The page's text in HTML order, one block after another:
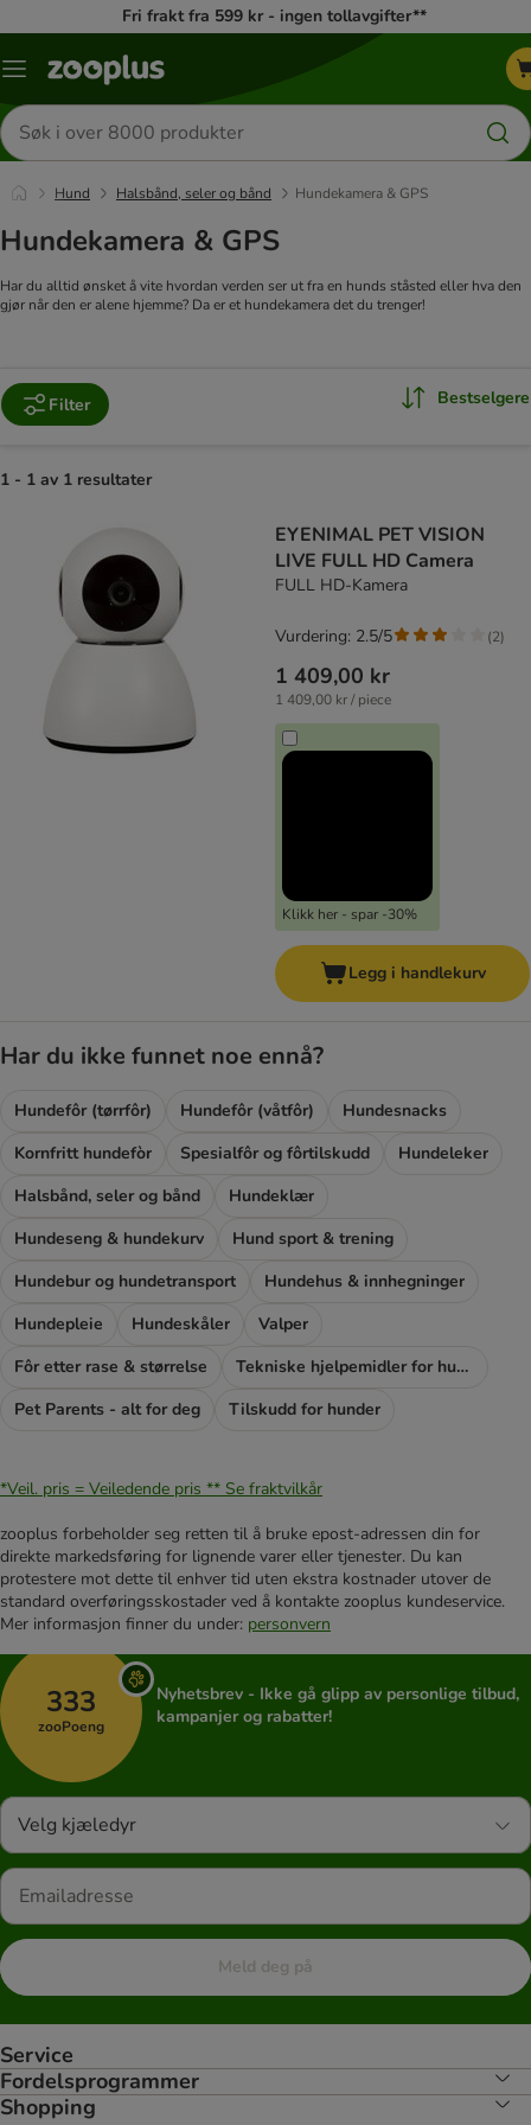
Fri frakt fra 599 kr - ingen tollavgifter**
Katalogmeny
Søk
etter
produkter
Hund Halsbånd, seler og bånd Hundekamera & GPS
Hundekamera & GPS
Har du alltid ønsket å vite hvordan verden ser ut fra en hunds ståsted eller hva den
gjør når den er alene hjemme? Da er et hundekamera det du trenger!
Filter Bestselgere
1 - 1 av 1 resultater
EYENIMAL PET VISION
LIVE FULL HD Camera
FULL HD-Kamera
1 409,00 kr
1 409,00 kr / piece
Klikk her - spar -30%
Vurdering: 2.5/5 (2)
Legg i handlekurv
Har du ikke funnet noe ennå?
Hundefôr (tørrfôr) Hundefôr (våtfôr)
Hundesnacks
Kornfritt hundefòr
Spesialfôr og fôrtilskudd
Hundeleker
Halsbånd, seler og bånd
Hundeklær
Hundeseng & hundekurv
Hund sport & trening
Hundebur og hundetransport
Hundehus & innhegninger
Hundepleie
Hundeskåler
Valper
Fôr etter rase & størrelse
Tekniske hjelpemidler for hunder
Pet Parents - alt for deg
Tilskudd for hunder
*Veil. pris = Veiledende pris ** Se fraktvilkår
zooplus forbeholder seg retten til å bruke epost-adressen din for
direkte markedsføring for lignende varer eller tjenester. Du kan
protestere mot dette til enhver tid uten ekstra kostnader utover de
standard overføringsskostader ved å kontakte zooplus kundeservice.
Mer informasjon finner du under: personvern
333
zooPoeng
Nyhetsbrev - Ikke gå glipp av personlige tilbud,
kampanjer og rabatter!
Velg kjæledyr
Meld deg på
Service
Fordelsprogrammer
Shopping